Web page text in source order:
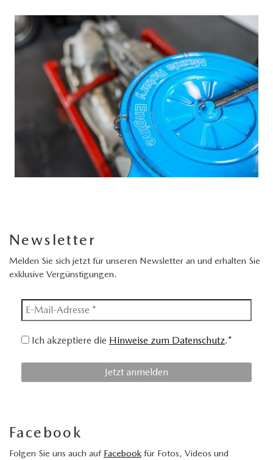
Newsletter
Melden Sie sich jetzt für unseren Newsletter an und erhalten Sie
exklusive Vergünstigungen.
Ich akzeptiere die Hinweise zum Datenschutz.*
Facebook
Folgen Sie uns auch auf Facebook für Fotos, Videos und